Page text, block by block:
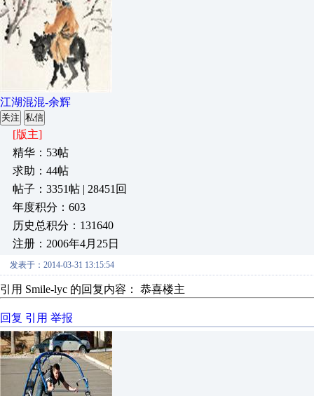
江湖混混-余辉
关注 私信
[版主]
精华：53帖
求助：44帖
帖子：3351帖 | 28451回
年度积分：603
历史总积分：131640
注册：2006年4月25日
发表于：2014-03-31 13:15:54
引用 Smile-lyc 的回复内容： 恭喜楼主
回复 引用 举报